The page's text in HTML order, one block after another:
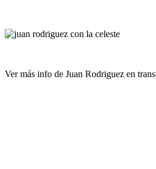
Ver más info de Juan Rodriguez en